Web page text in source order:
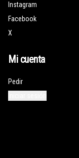
Instagram
Facebook
X
Mi cuenta
Pedir